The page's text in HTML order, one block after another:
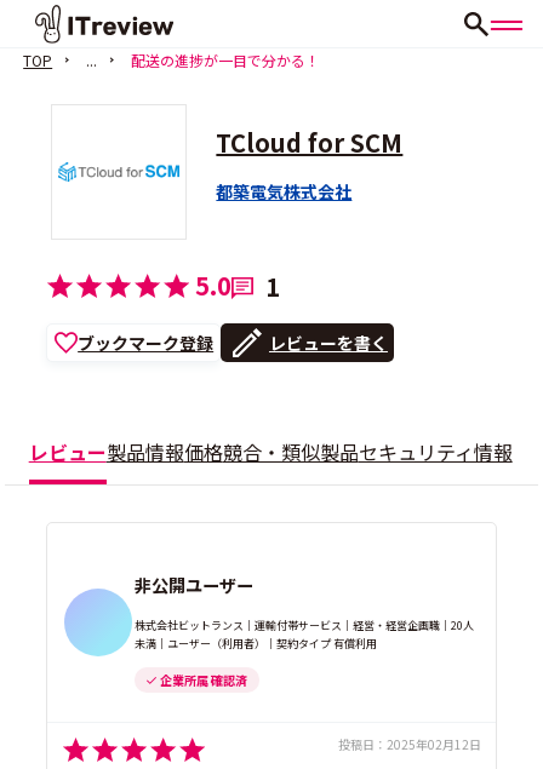
TOP ... 配送の進捗が一目で分かる！
TCloud for SCM
都築電気株式会社
5.0 1
ブックマーク登録 レビューを書く
レビュー製品情報価格競合・類似製品セキュリティ情報
非公開ユーザー
株式会社ビットランス｜運輸付帯サービス｜経営・経営企画職｜20人
未満｜ユーザー（利用者）｜契約タイプ 有償利用
企業所属 確認済
投稿日： 2025年02月12日